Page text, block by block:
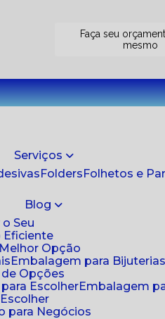
Faça seu
mesmo
Serviços
Folders Folhetos e
Blog
Seu
Eficiente
Opção
Embalagem para
Opções
Escolher
Embalagem
para Negócios